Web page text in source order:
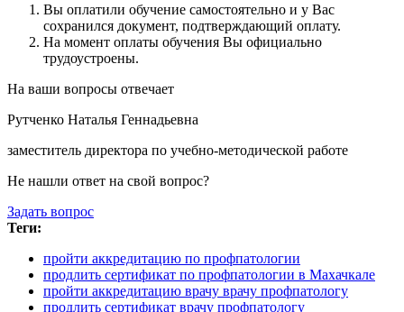
Вы оплатили обучение самостоятельно и у Вас
сохранился документ, подтверждающий оплату.
На момент оплаты обучения Вы официально
трудоустроены.
На ваши вопросы отвечает
Рутченко Наталья Геннадьевна
заместитель директора по учебно-методической работе
Не нашли ответ на свой вопрос?
Задать вопрос
Теги:
пройти аккредитацию по профпатологии
продлить сертификат по профпатологии в Махачкале
пройти аккредитацию врачу врачу профпатологу
продлить сертификат врачу профпатологу